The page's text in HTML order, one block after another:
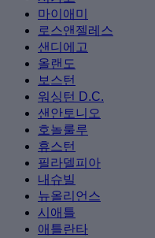
마이애미
로스앤젤레스
샌디에고
올랜도
보스턴
워싱턴 D.C.
샌안토니오
호놀룰루
휴스턴
필라델피아
내슈빌
뉴올리언스
시애틀
애틀란타